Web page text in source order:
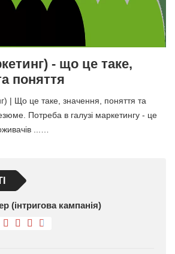
- що це таке,
поняття
| Що це таке, значення, поняття та
Потреба в галузі маркетингу - це
...…
(інтригова кампанія)